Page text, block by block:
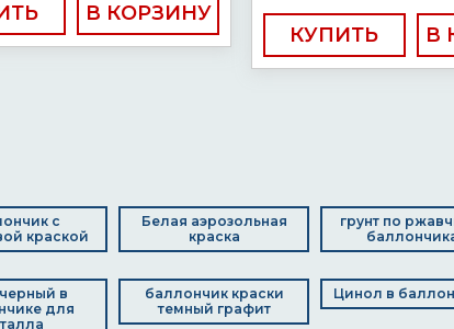
КУПИТЬ
с
краской
Белая аэрозольная
краска
грунт по
черный в
для
баллончик краски
темный графит
Цинол в